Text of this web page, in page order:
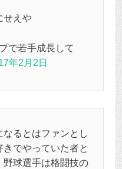
せえや
で若手成長して
年2月2日
るとはファンとし
でやっていた者と
野球選手は格闘技の